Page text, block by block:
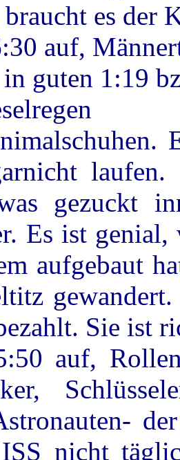
es der
auf,
guten 1:19
gezuckt
Es ist
aufgebaut
Sie ist
auf,
nicht